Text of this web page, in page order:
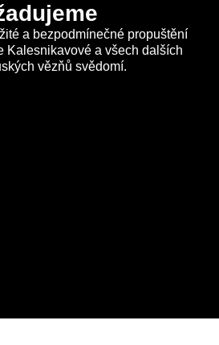
a bezpodmínečné propuštění
Kalesnikavové a všech dalších
vězňů svědomí.